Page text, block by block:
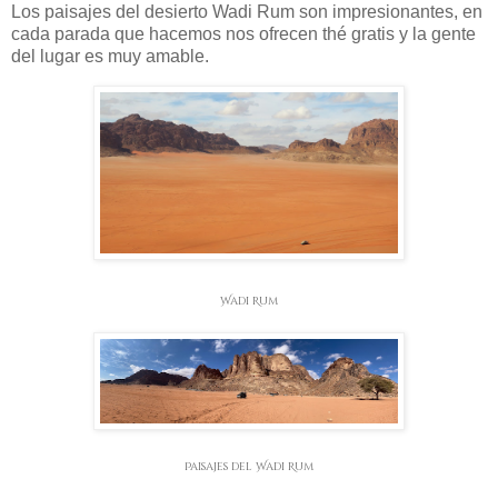
Los paisajes del desierto Wadi Rum son impresionantes, en
cada parada que hacemos nos ofrecen thé gratis y la gente
del lugar es muy amable.
Wadi Rum
Paisajes del Wadi Rum